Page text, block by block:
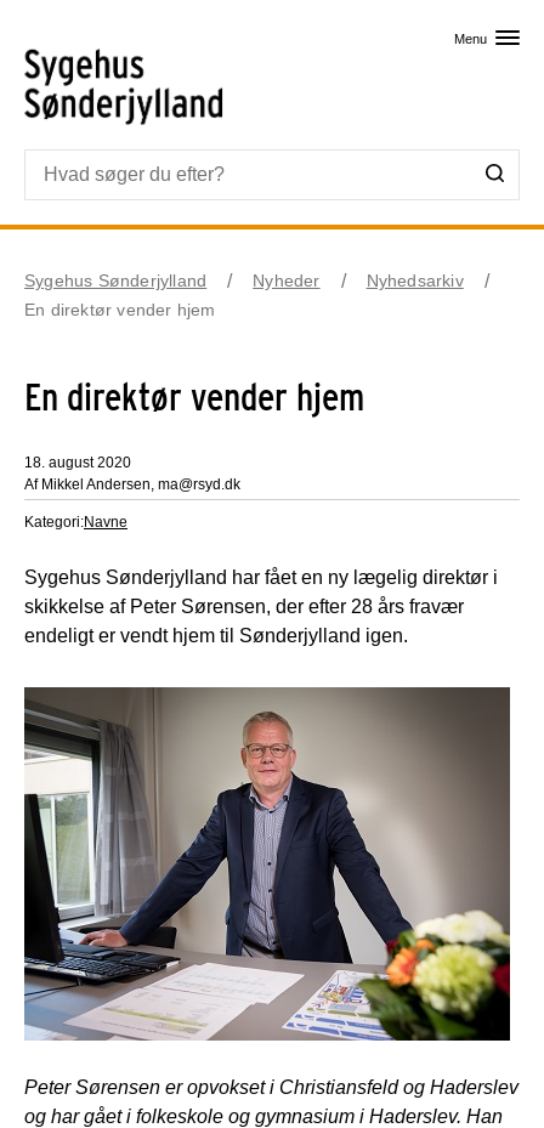
Menu
Sygehus Sønderjylland Nyheder
Nyhedsarkiv
En direktør vender hjem
En direktør vender hjem
18. august 2020
Af Mikkel Andersen, ma@rsyd.dk
Kategori:Navne
Sygehus Sønderjylland har fået en ny lægelig direktør i
skikkelse af Peter Sørensen, der efter 28 års fravær
endeligt er vendt hjem til Sønderjylland igen.
Peter Sørensen er opvokset i Christiansfeld og Haderslev
og har gået i folkeskole og gymnasium i Haderslev. Han